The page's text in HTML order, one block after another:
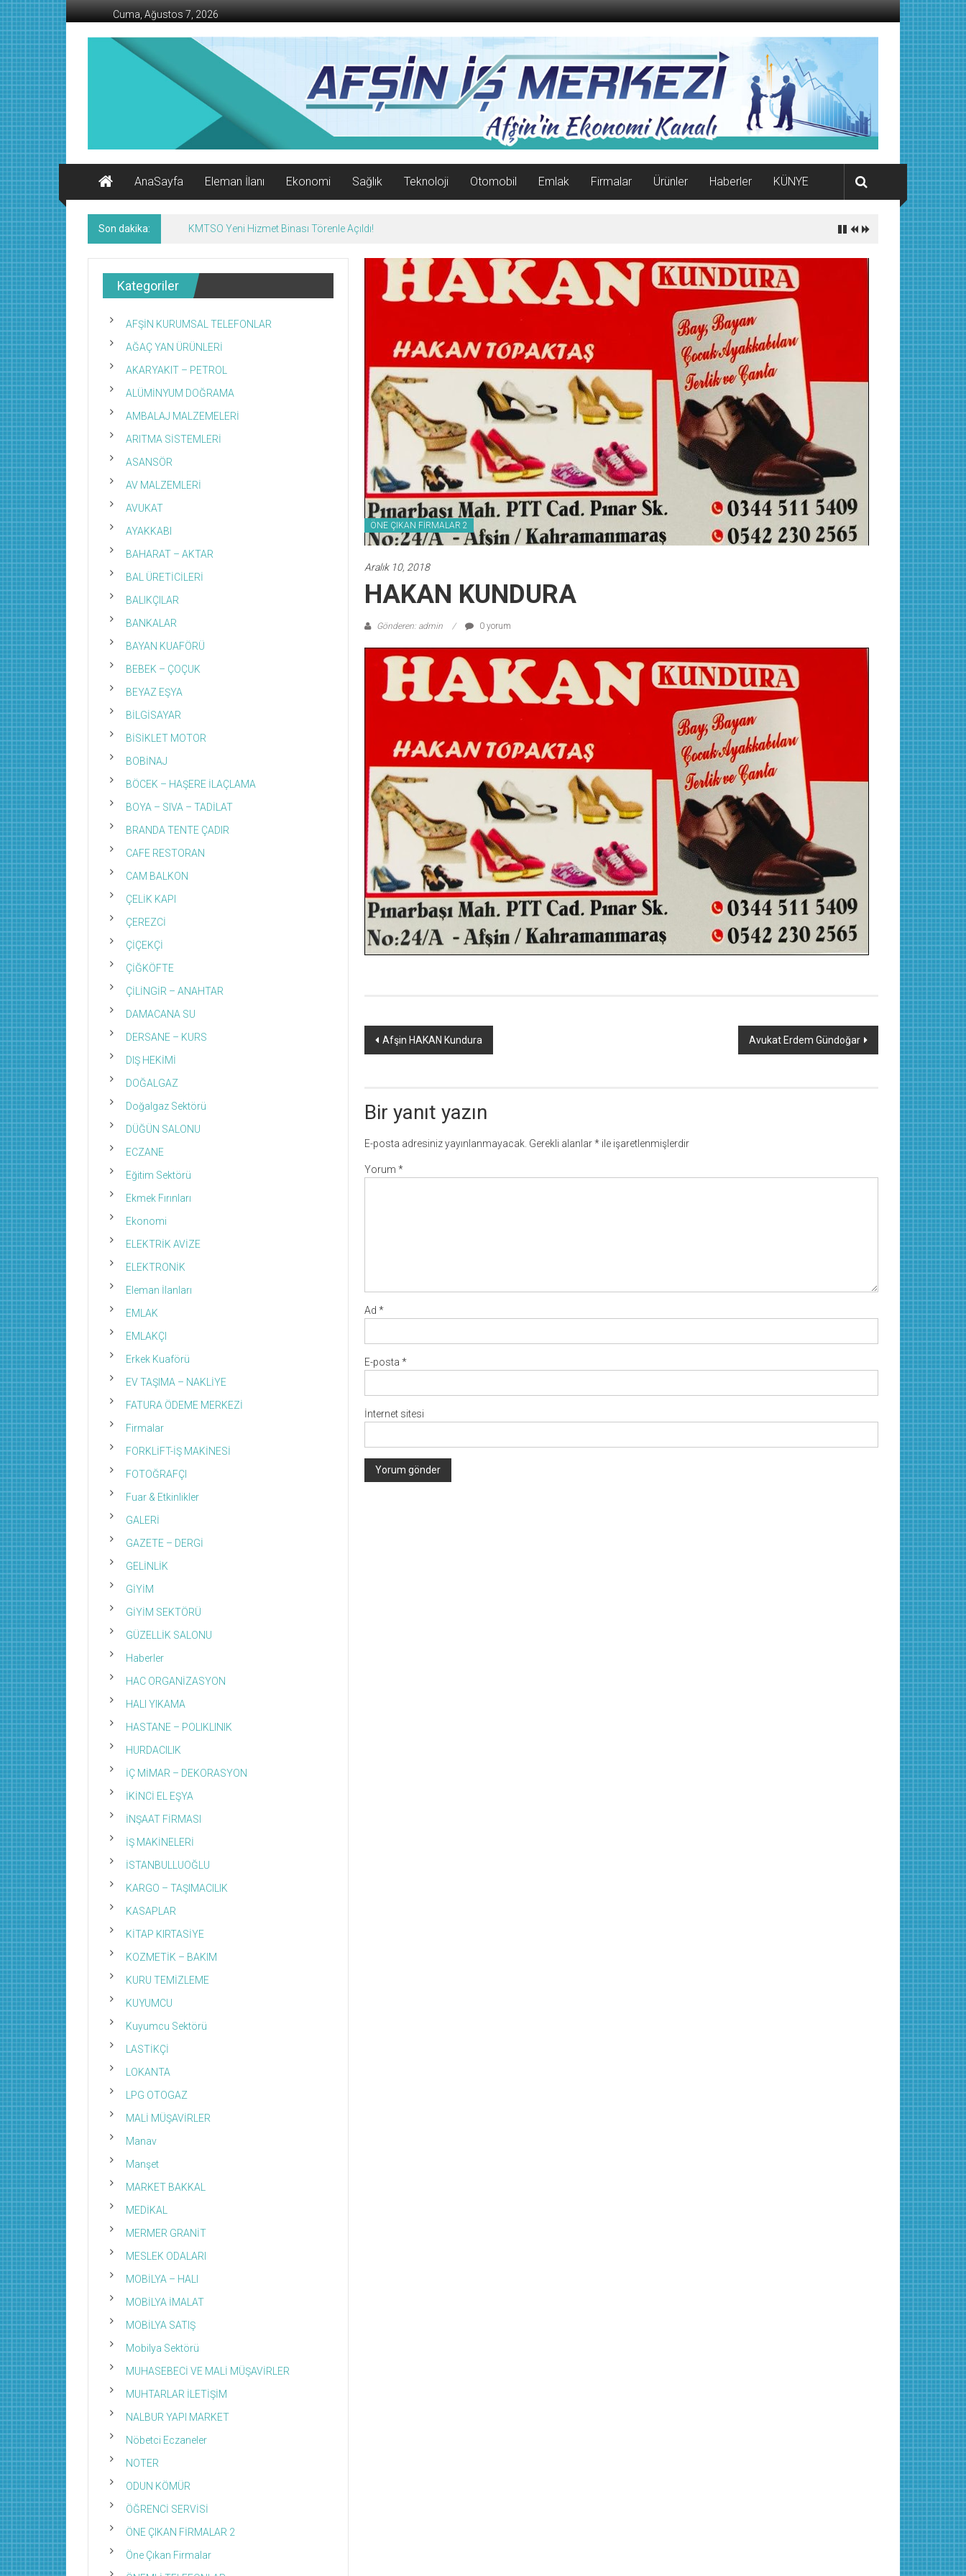
İçeriğe
geç
Cuma, Ağustos 7, 2026
AFŞİN
Ekonomi
Kanalı
AnaSayfa
Eleman İlanı Ekonomi Sağlık Teknoloji Otomobil Emlak Firmalar Ürünler Haberler KÜNYE
Son dakika: KMTSO Yeni Hizmet Binası Törenle Açıldı!
ÖNE ÇIKAN FİRMALAR 2
Aralık 10, 2018
HAKAN KUNDURA
Gönderen: admin 0 yorum
Yazı
Afşin HAKAN Kundura Avukat Erdem Gündoğar
Bir yanıt yazın
E-posta adresiniz yayınlanmayacak. Gerekli alanlar* ile işaretlenmişlerdir
Yorum *
Ad *
E-posta *
İnternet sitesi
Kategoriler
AFŞİN KURUMSAL TELEFONLAR
AĞAÇ YAN ÜRÜNLERİ
AKARYAKIT – PETROL
ALÜMİNYUM DOĞRAMA
AMBALAJ MALZEMELERİ
ARITMA SİSTEMLERİ
ASANSÖR
AV MALZEMLERİ
AVUKAT
AYAKKABI
BAHARAT – AKTAR
BAL ÜRETİCİLERİ
BALIKÇILAR
BANKALAR
BAYAN KUAFÖRÜ
BEBEK – ÇOÇUK
BEYAZ EŞYA
BİLGİSAYAR
BİSİKLET MOTOR
BOBİNAJ
BÖCEK – HAŞERE İLAÇLAMA
BOYA – SIVA – TADİLAT
BRANDA TENTE ÇADIR
CAFE RESTORAN
CAM BALKON
ÇELİK KAPI
ÇEREZCİ
ÇİÇEKÇİ
ÇİĞKÖFTE
ÇİLİNGİR – ANAHTAR
DAMACANA SU
DERSANE – KURS
DIŞ HEKİMİ
DOĞALGAZ
Doğalgaz Sektörü
DÜĞÜN SALONU
ECZANE
Eğitim Sektörü
Ekmek Fırınları
Ekonomi
ELEKTRİK AVİZE
ELEKTRONİK
Eleman İlanları
EMLAK
EMLAKÇI
Erkek Kuaförü
EV TAŞIMA – NAKLİYE
FATURA ÖDEME MERKEZİ
Firmalar
FORKLİFT-İŞ MAKİNESİ
FOTOĞRAFÇI
Fuar & Etkinlikler
GALERİ
GAZETE – DERGİ
GELİNLİK
GİYİM
GİYİM SEKTÖRÜ
GÜZELLİK SALONU
Haberler
HAC ORGANİZASYON
HALI YIKAMA
HASTANE – POLIKLINIK
HURDACILIK
İÇ MİMAR – DEKORASYON
İKİNCİ EL EŞYA
İNŞAAT FİRMASI
İŞ MAKİNELERİ
İSTANBULLUOĞLU
KARGO – TAŞIMACILIK
KASAPLAR
KİTAP KIRTASİYE
KOZMETİK – BAKIM
KURU TEMİZLEME
KUYUMCU
Kuyumcu Sektörü
LASTİKÇİ
LOKANTA
LPG OTOGAZ
MALİ MÜŞAVİRLER
Manav
Manşet
MARKET BAKKAL
MEDİKAL
MERMER GRANİT
MESLEK ODALARI
MOBİLYA – HALI
MOBİLYA İMALAT
MOBİLYA SATIŞ
Mobilya Sektörü
MUHASEBECİ VE MALİ MÜŞAVİRLER
MUHTARLAR İLETİŞİM
NALBUR YAPI MARKET
Nöbetci Eczaneler
NOTER
ODUN KÖMÜR
ÖĞRENCİ SERVİSİ
ÖNE ÇIKAN FİRMALAR 2
Öne Çıkan Firmalar